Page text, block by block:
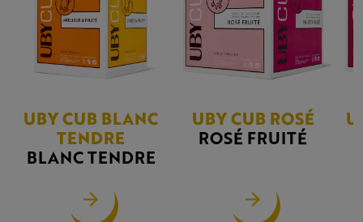
UBY CUB BLANC
TENDRE
BLANC TENDRE
UBY CUB ROSÉ
ROSÉ FRUITÉ